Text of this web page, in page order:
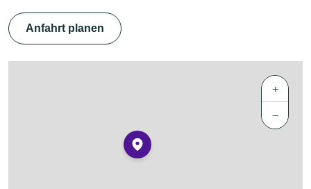
Anfahrt planen
+
−